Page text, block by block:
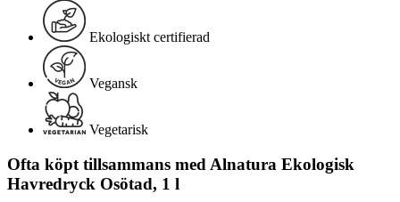
Ekologiskt certifierad
Vegansk
Vegetarisk
Ofta köpt tillsammans med Alnatura Ekologisk
Havredryck Osötad, 1 l